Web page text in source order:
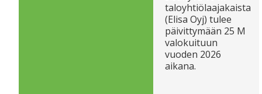
taloyhtiölaajakaista
(Elisa Oyj) tulee
päivittymään 25 M
valokuituun
vuoden 2026
aikana.